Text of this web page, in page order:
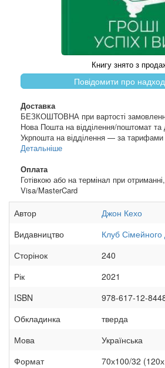
Книгу знято з
Повідомити про
Доставка
БЕЗКОШТОВНА при вартості
Нова Пошта на відділення/поштомат та
Укрпошта на відділення — за тарифами
Детальніше
Оплата
Готівкою або на термінал при
Visa/MasterCard
Автор
Джон Кехо
Видавництво
Клуб Сімейного
Сторінок
240
Рік
2021
ISBN
978-617-12-
Обкладинка
тверда
Мова
Українська
Формат
70х100/32